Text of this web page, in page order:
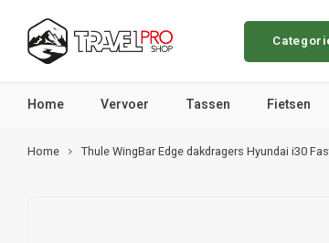
Home Vervoer Tassen Fietsen
Home Thule WingBar Edge dakdragers Hyundai i30